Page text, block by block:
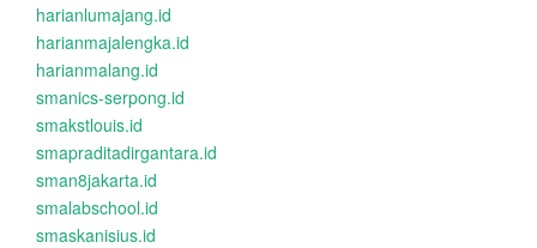
harianlumajang.id
harianmajalengka.id
harianmalang.id
smanics-serpong.id
smakstlouis.id
smapraditadirgantara.id
sman8jakarta.id
smalabschool.id
smaskanisius.id